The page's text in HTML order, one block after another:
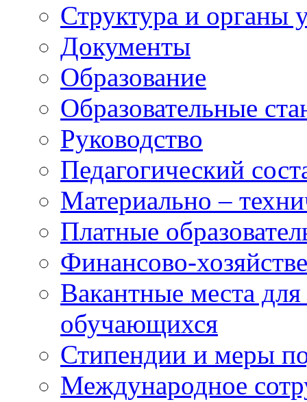
Структура и органы
Документы
Образование
Образовательные
Руководство
Педагогический
Материально –
Платные
Финансово-
Вакантные места
обучающихся
Стипендии и меры
Международное